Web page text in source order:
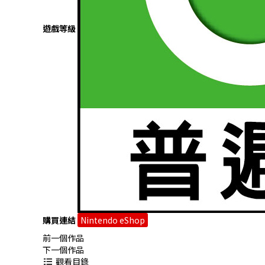
遊戲等級
購買連結 Nintendo eShop
前一個作品
下一個作品
觀看目錄